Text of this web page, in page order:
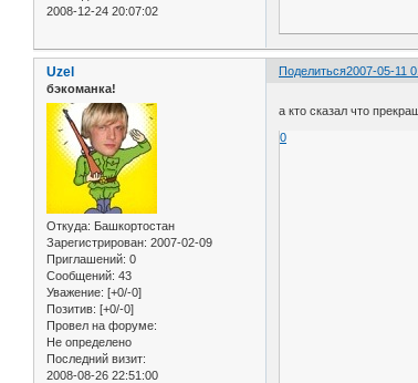
2008-12-24 20:07:02
Поделиться2007-05-11
Uzel
бэкоманка!
Откуда: Башкортостан
Зарегистрирован: 2007-02-09
Приглашений: 0
Сообщений: 43
Уважение: [+0/-0]
Позитив: [+0/-0]
Провел на форуме:
Не определено
Последний визит:
2008-08-26 22:51:00
а кто сказал что
0